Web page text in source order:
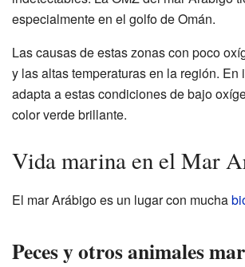
especialmente en el golfo de Omán.
Las causas de estas zonas con poco
y las altas temperaturas en la región. En
adapta a estas condiciones de bajo
color verde brillante.
Vida marina en el Mar
El mar Arábigo es un lugar con mucha
Peces y otros animales